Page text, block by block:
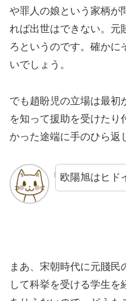
や罪人の娘という家柄が
れば出世はできない。元
ろというのです。確かに
いでしょう。
でも趙盼児の立場は最初
を知って援助を受けたり
かった途端に手のひら返
欧陽旭はヒド
まあ、宋朝時代に元賤民
して科挙を受ける学生